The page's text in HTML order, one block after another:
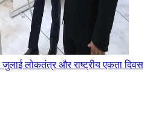
जुलाई लोकतंत्र और राष्ट्रीय एकता दिवस